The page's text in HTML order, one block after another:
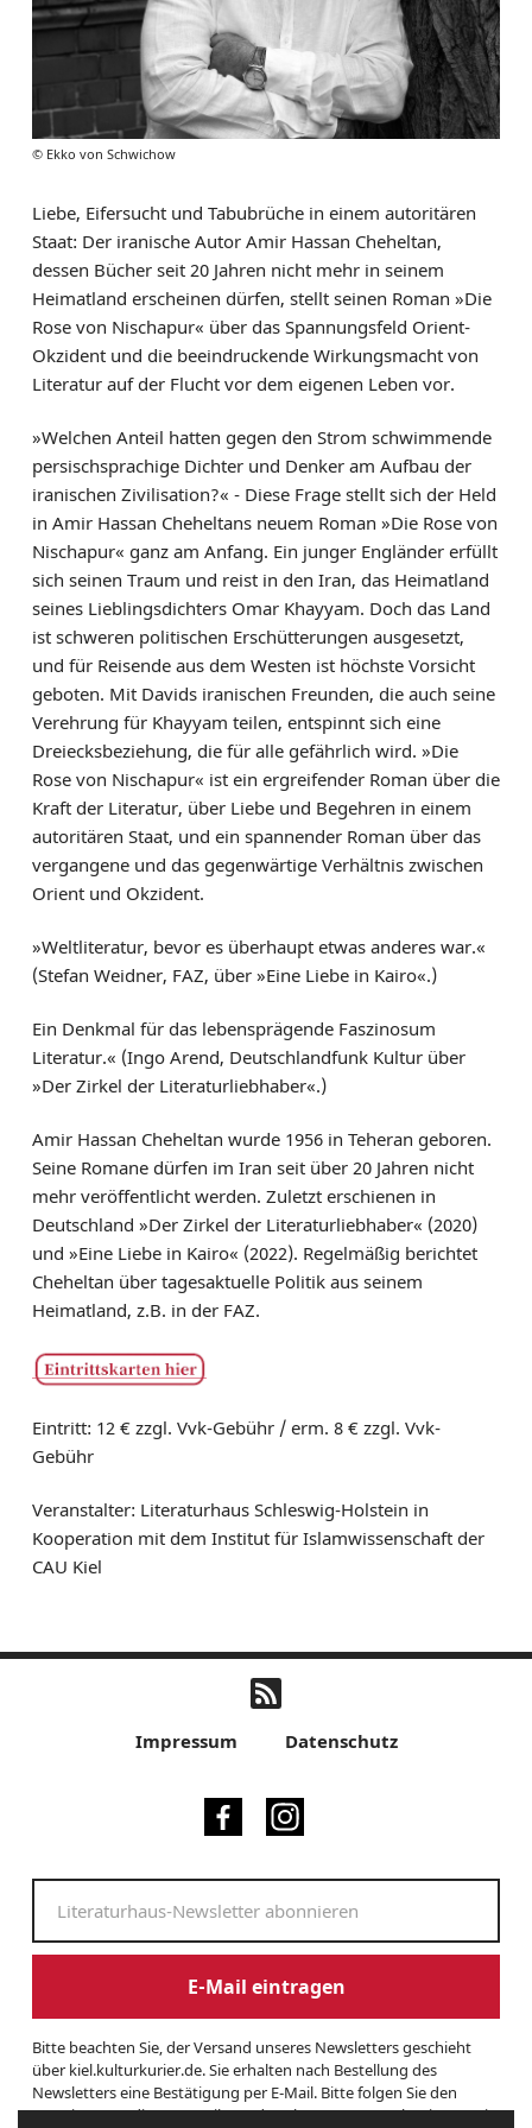
© Ekko von Schwichow
Liebe, Eifersucht und Tabubrüche in einem autoritären
Staat: Der iranische Autor Amir Hassan Cheheltan,
dessen Bücher seit 20 Jahren nicht mehr in seinem
Heimatland erscheinen dürfen, stellt seinen Roman »Die
Rose von Nischapur« über das Spannungsfeld Orient-
Okzident und die beeindruckende Wirkungsmacht von
Literatur auf der Flucht vor dem eigenen Leben vor.
»Welchen Anteil hatten gegen den Strom schwimmende
persischsprachige Dichter und Denker am Aufbau der
iranischen Zivilisation?« - Diese Frage stellt sich der Held
in Amir Hassan Cheheltans neuem Roman »Die Rose von
Nischapur« ganz am Anfang. Ein junger Engländer erfüllt
sich seinen Traum und reist in den Iran, das Heimatland
seines Lieblingsdichters Omar Khayyam. Doch das Land
ist schweren politischen Erschütterungen ausgesetzt,
und für Reisende aus dem Westen ist höchste Vorsicht
geboten. Mit Davids iranischen Freunden, die auch seine
Verehrung für Khayyam teilen, entspinnt sich eine
Dreiecksbeziehung, die für alle gefährlich wird. »Die
Rose von Nischapur« ist ein ergreifender Roman über die
Kraft der Literatur, über Liebe und Begehren in einem
autoritären Staat, und ein spannender Roman über das
vergangene und das gegenwärtige Verhältnis zwischen
Orient und Okzident.
»Weltliteratur, bevor es überhaupt etwas anderes war.«
(Stefan Weidner, FAZ, über »Eine Liebe in Kairo«.)
Ein Denkmal für das lebensprägende Faszinosum
Literatur.« (Ingo Arend, Deutschlandfunk Kultur über
»Der Zirkel der Literaturliebhaber«.)
Amir Hassan Cheheltan wurde 1956 in Teheran geboren.
Seine Romane dürfen im Iran seit über 20 Jahren nicht
mehr veröffentlicht werden. Zuletzt erschienen in
Deutschland »Der Zirkel der Literaturliebhaber« (2020)
und »Eine Liebe in Kairo« (2022). Regelmäßig berichtet
Cheheltan über tagesaktuelle Politik aus seinem
Heimatland, z.B. in der FAZ.
Eintritt: 12 € zzgl. Vvk-Gebühr / erm. 8 € zzgl. Vvk-
Gebühr
Veranstalter: Literaturhaus Schleswig-Holstein in
Kooperation mit dem Institut für Islamwissenschaft der
CAU Kiel
Impressum Datenschutz
E-Mail eintragen
Bitte beachten Sie, der Versand unseres Newsletters geschieht
über kiel.kulturkurier.de. Sie erhalten nach Bestellung des
Newsletters eine Bestätigung per E-Mail. Bitte folgen Sie den
Anweisungen dieser E-Mail, um das Abonnement zu beginnen. Sie